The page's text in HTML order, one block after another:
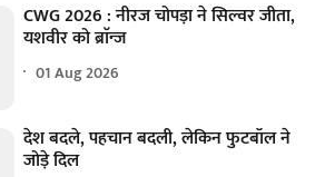
CWG 2026 : नीरज चोपड़ा ने सिल्वर जीता,
यशवीर को ब्राॅन्ज
01 Aug 2026
देश बदले, पहचान बदली, लेकिन फुटबॉल ने
जोड़े दिल